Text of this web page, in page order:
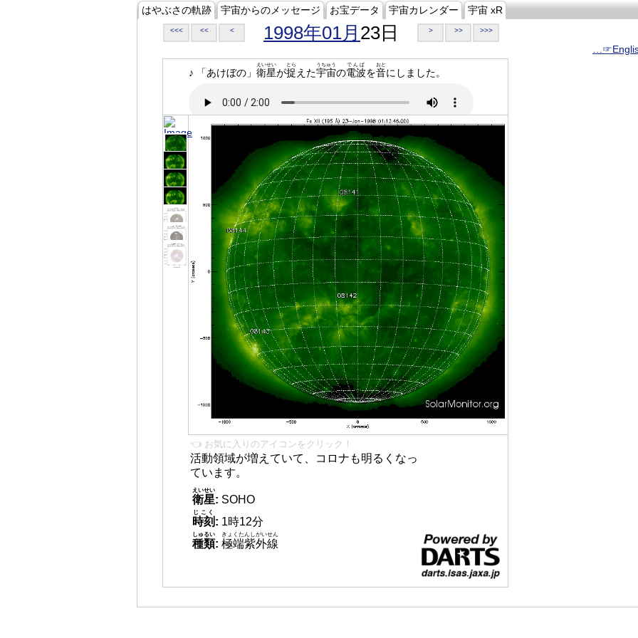
はやぶさの軌跡 宇宙からのメッセージ お宝データ 宇宙カレンダー 宇宙 xR
<<< << < 1998年01月 23日 > >> >>>
♪ 「あけぼの」 衛星
えいせい
が捉
とら
えた宇宙
うちゅう
の電波
でんぱ
を音
おと
にしました。
👈 お気に入りのアイコンをクリック！
活動領域が増えていて、コロナも明るくなっ
ています。
衛星
えいせい
: SOHO
時刻
じこく
: 1時12分
種類
しゅるい
: 極端紫外線
きょくたんしがいせん